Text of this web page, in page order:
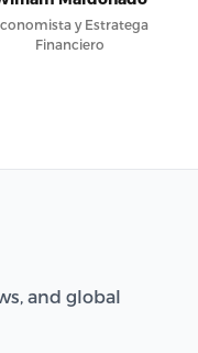
y Estratega
Financiero
and global